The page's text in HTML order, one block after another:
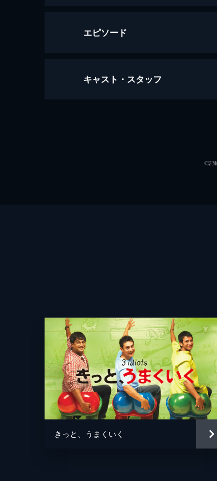
エピソード
グリーンマイル
キャスト・スタッフ
◎記
きっと、うまくいく